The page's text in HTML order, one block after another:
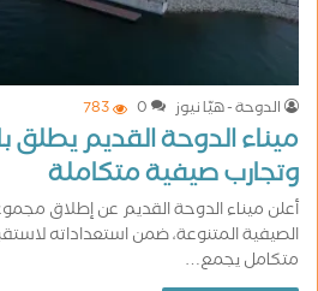
الدوحة - هيّا نيوز 0
783
ميناء الدوحة القديم
وتجارب صيفية متكاملة
أعلن ميناء الدوحة القديم عن إطلاق
الصيفية المتنوعة، ضمن استعداداته
متكامل يجمع…